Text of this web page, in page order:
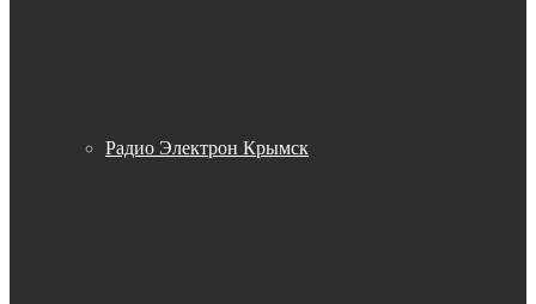
Радио Электрон Крымск